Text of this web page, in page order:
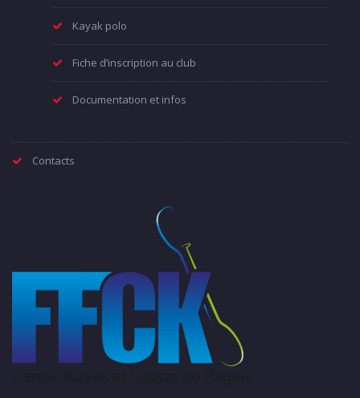
Kayak polo
Fiche d’inscription au club
Documentation et infos
Contacts